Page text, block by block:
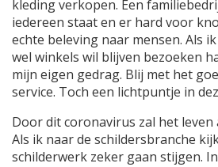
kleding verkopen. Een
iedereen staat en er hard voor
echte beleving naar mensen. Als
wel winkels wil blijven bezoeken
mijn eigen gedrag. Blij met het
service. Toch een lichtpuntje in
Door dit coronavirus zal het leven
Als ik naar de schildersbranche
schilderwerk zeker gaan stijgen.